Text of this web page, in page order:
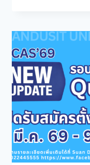
รับ
สมัคร
เข้า
อบรม
หลักสูตร
อบรม
การ
พยาบาล
เฉพาะ
ทาง
สาขา